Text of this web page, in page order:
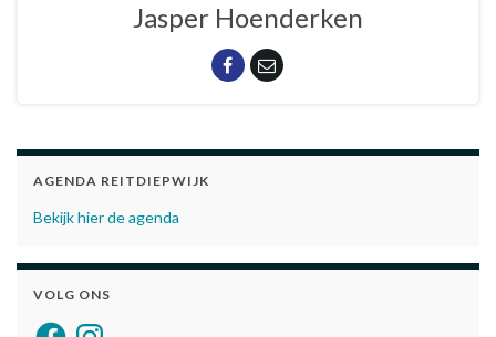
Jasper Hoenderken
AGENDA REITDIEPWIJK
Bekijk hier de agenda
VOLG ONS
FacebookInstagram